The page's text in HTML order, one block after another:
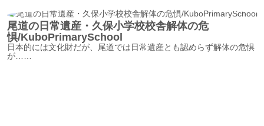
尾道の日常遺産・久保小学校校舎解体の危
惧/KuboPrimarySchool
日本的には文化財だが、尾道では日常遺産とも認めらず解体の危惧
が……